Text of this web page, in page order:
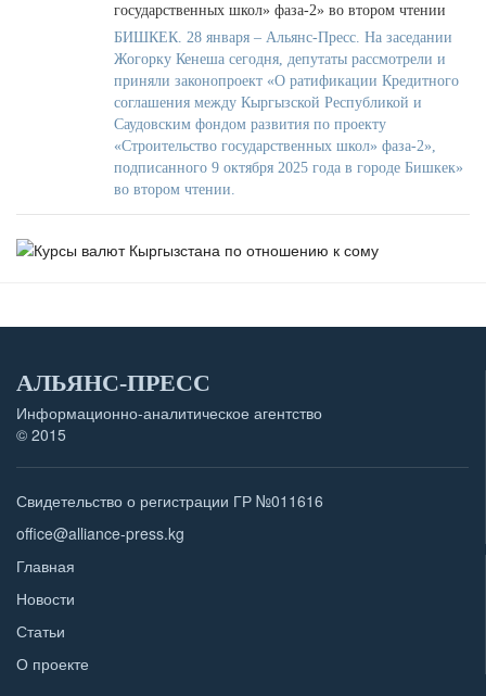
государственных школ» фаза-2» во втором чтении
БИШКЕК. 28 января – Альянс-Пресс. На заседании
Жогорку Кенеша сегодня, депутаты рассмотрели и
приняли законопроект «О ратификации Кредитного
соглашения между Кыргызской Республикой и
Саудовским фондом развития по проекту
«Строительство государственных школ» фаза-2»,
подписанного 9 октября 2025 года в городе Бишкек»
во втором чтении.
АЛЬЯНС-ПРЕСС
Информационно-аналитическое агентство
© 2015
Свидетельство о регистрации ГР №011616
office@alliance-press.kg
Главная
Новости
Статьи
О проекте